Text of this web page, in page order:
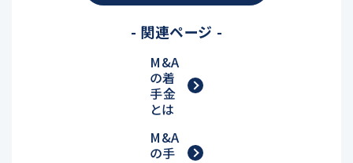
- 関連ページ -
M&A
の着
手金
とは
M&A
の手